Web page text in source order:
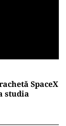
SpaceX
studia